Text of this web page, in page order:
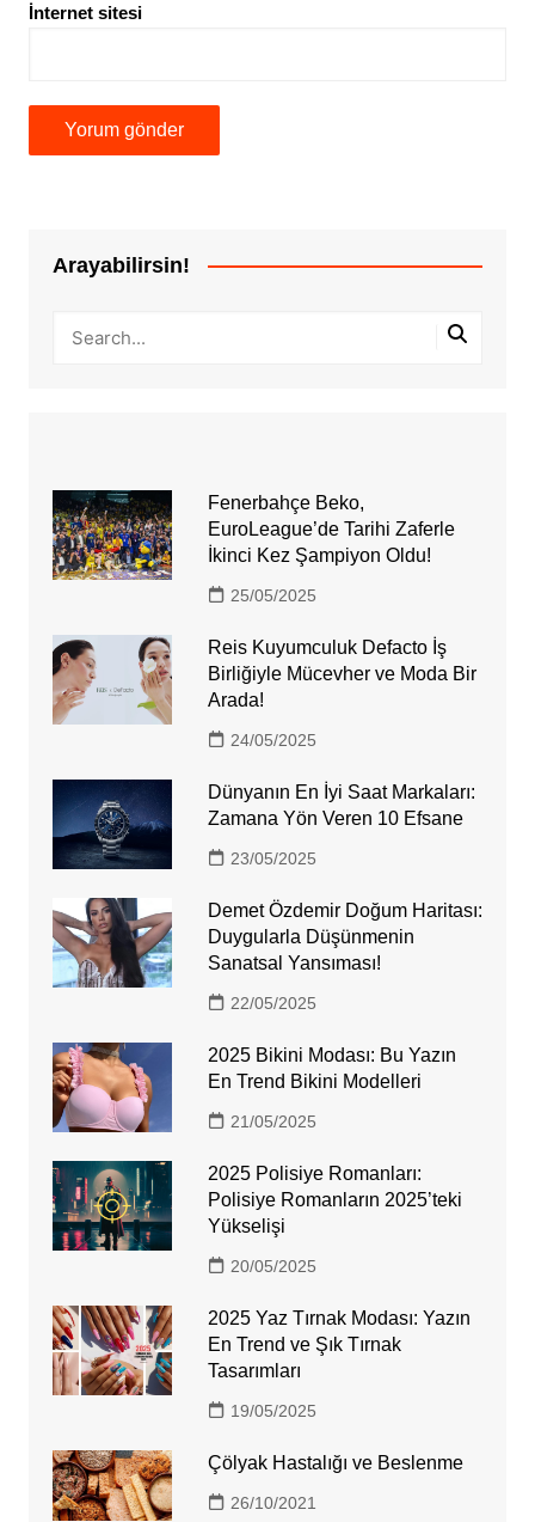
İnternet sitesi
Arayabilirsin!
Fenerbahçe Beko,
EuroLeague’de Tarihi Zaferle
İkinci Kez Şampiyon Oldu!
25/05/2025
Reis Kuyumculuk Defacto İş
Birliğiyle Mücevher ve Moda Bir
Arada!
24/05/2025
Dünyanın En İyi Saat Markaları:
Zamana Yön Veren 10 Efsane
23/05/2025
Demet Özdemir Doğum Haritası:
Duygularla Düşünmenin
Sanatsal Yansıması!
22/05/2025
2025 Bikini Modası: Bu Yazın
En Trend Bikini Modelleri
21/05/2025
2025 Polisiye Romanları:
Polisiye Romanların 2025’teki
Yükselişi
20/05/2025
2025 Yaz Tırnak Modası: Yazın
En Trend ve Şık Tırnak
Tasarımları
19/05/2025
Çölyak Hastalığı ve Beslenme
26/10/2021